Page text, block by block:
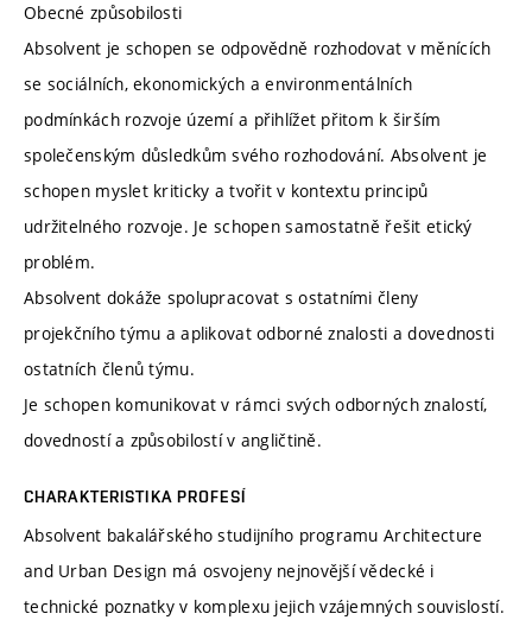
Obecné způsobilosti
Absolvent je schopen se odpovědně rozhodovat v měnících
se sociálních, ekonomických a environmentálních
podmínkách rozvoje území a přihlížet přitom k širším
společenským důsledkům svého rozhodování. Absolvent je
schopen myslet kriticky a tvořit v kontextu principů
udržitelného rozvoje. Je schopen samostatně řešit etický
problém.
Absolvent dokáže spolupracovat s ostatními členy
projekčního týmu a aplikovat odborné znalosti a dovednosti
ostatních členů týmu.
Je schopen komunikovat v rámci svých odborných znalostí,
dovedností a způsobilostí v angličtině.
CHARAKTERISTIKA PROFESÍ
Absolvent bakalářského studijního programu Architecture
and Urban Design má osvojeny nejnovější vědecké i
technické poznatky v komplexu jejich vzájemných souvislostí.